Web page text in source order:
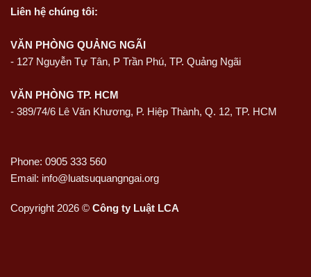
Liên hệ chúng tôi:
VĂN PHÒNG QUẢNG NGÃI
- 127 Nguyễn Tự Tân, P Trần Phú, TP. Quảng Ngãi
VĂN PHÒNG TP. HCM
- 389/74/6 Lê Văn Khương, P. Hiệp Thành, Q. 12, TP. HCM
Phone: 0905 333 560
Email: info@luatsuquangngai.org
Copyright 2026 © Công ty Luật LCA